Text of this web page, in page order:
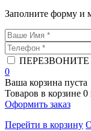
Заполните форму и
0
Ваша корзина пуста
Товаров в корзине 0
Оформить заказ
Перейти в корзину